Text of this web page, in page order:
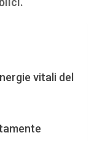
vitali del